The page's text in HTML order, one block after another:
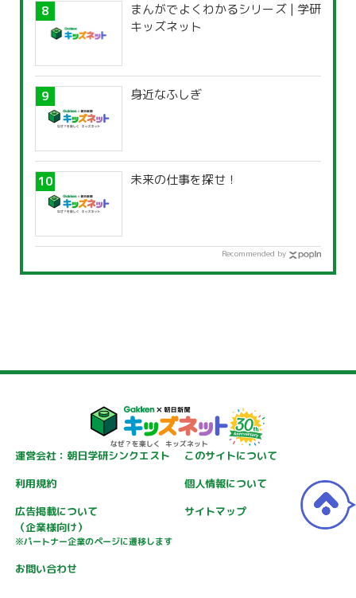
まんがでよくわかるシリーズ | 学研
キッズネット
身近なふしぎ
未来の仕事を探せ！
Recommended by
運営会社：朝日学研シンクエスト
このサイトについて
利用規約
個人情報について
広告掲載について
（企業様向け）
※パートナー企業のページに遷移します
サイトマップ
お問い合わせ